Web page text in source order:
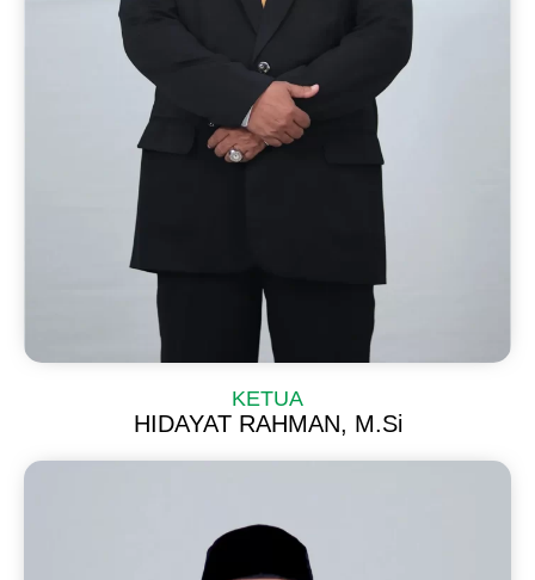
KETUA
HIDAYAT RAHMAN, M.Si